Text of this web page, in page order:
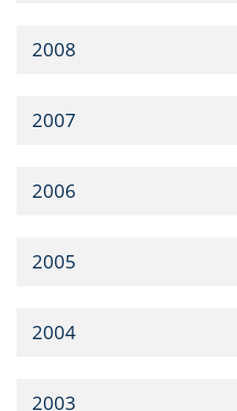
2008
2007
2006
2005
2004
2003